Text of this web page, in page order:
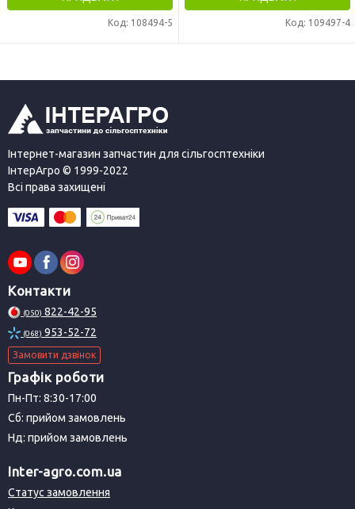
Код: 108494-5 Код: 109497-4
Інтернет-магазин запчастин для сільгосптехніки
ІнтерАгро © 1999-2022
Всі права захищені
Контакти
(050) 822-42-95
(068) 953-52-72
Замовити дзвінок
Графік роботи
Пн-Пт: 8:30-17:00
Сб: прийом замовлень
Нд: прийом замовлень
Inter-agro.com.ua
Статус замовлення